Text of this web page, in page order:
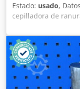
Estado: usado,
cepilladora de
125 mm
Longitud: 240 mm -